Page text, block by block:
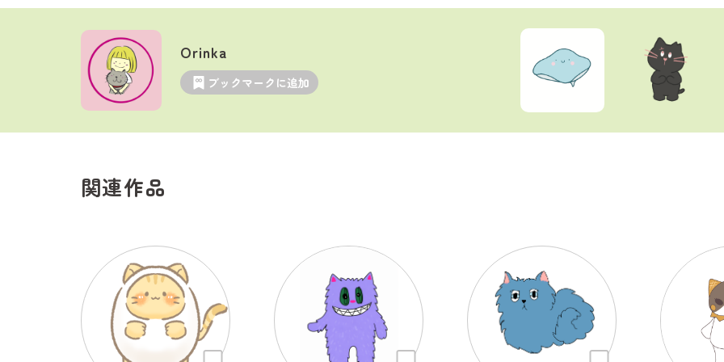
Orinka
ブックマークに追加
関連作品